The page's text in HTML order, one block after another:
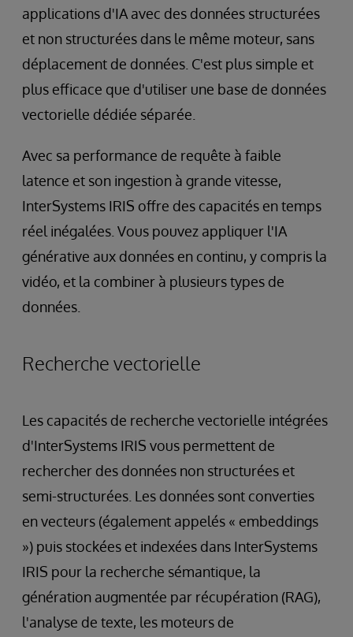
applications d'IA avec des données structurées
et non structurées dans le même moteur, sans
déplacement de données. C'est plus simple et
plus efficace que d'utiliser une base de données
vectorielle dédiée séparée.
Avec sa performance de requête à faible
latence et son ingestion à grande vitesse,
InterSystems IRIS offre des capacités en temps
réel inégalées. Vous pouvez appliquer l'IA
générative aux données en continu, y compris la
vidéo, et la combiner à plusieurs types de
données.
Recherche vectorielle
Les capacités de recherche vectorielle intégrées
d'InterSystems IRIS vous permettent de
rechercher des données non structurées et
semi-structurées. Les données sont converties
en vecteurs (également appelés « embeddings
») puis stockées et indexées dans InterSystems
IRIS pour la recherche sémantique, la
génération augmentée par récupération (RAG),
l'analyse de texte, les moteurs de